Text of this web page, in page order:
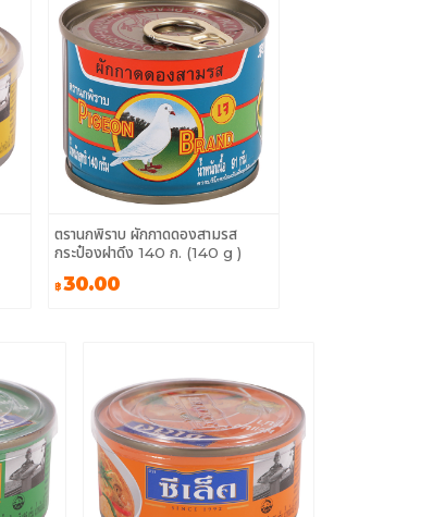
ตรานกพิราบ ผักกาดดองสามรส
กระป๋องฝาดึง 140 ก. (140 g )
฿30.00